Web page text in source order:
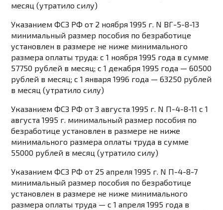
месяц (утратило силу)
Указанием ФСЗ РФ от 2 ноября 1995 г. N ВГ-5-8-13
минимальный размер пособия по безработице
установлен в размере не ниже минимального
размера оплаты труда: с 1 ноября 1995 года в сумме
57750 рублей в месяц; с 1 декабря 1995 года — 60500
рублей в месяц; с 1 января 1996 года — 63250 рублей
в месяц (утратило силу)
Указанием ФСЗ РФ от 3 августа 1995 г. N П-4-8-11 с 1
августа 1995 г. минимальный размер пособия по
безработице установлен в размере не ниже
минимального размера оплаты труда в сумме
55000 рублей в месяц (утратило силу)
Указанием ФСЗ РФ от 25 апреля 1995 г. N П-4-8-7
минимальный размер пособия по безработице
установлен в размере не ниже минимального
размера оплаты труда — с 1 апреля 1995 года в